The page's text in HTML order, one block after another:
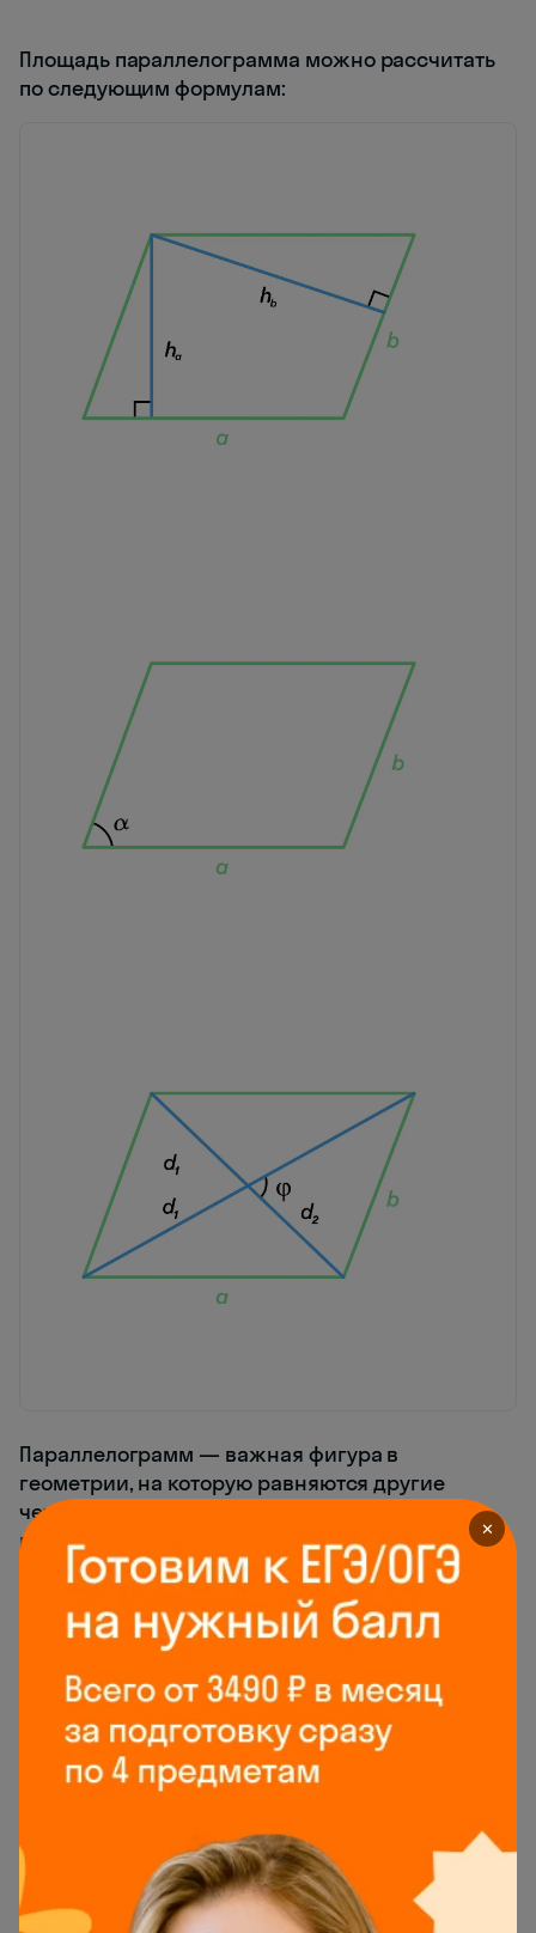
Площадь параллелограмма можно рассчитать
по следующим формулам:
Параллелограмм — важная фигура в
геометрии, на которую равняются другие
четырёхугольники. Практически все из них —
прямоугольник, квадрат и ромб — наследуют
свойства параллелограмма с учётом своих
Это интересно
На основных свойствах параллелограмма
устроена работа штурманской линейки. С её
помощью вы можете быстро снять с карты
необходимыекоординатызаданных точек, или
координатам, а также с высокой найти
расстояние между точками на карте.
✕